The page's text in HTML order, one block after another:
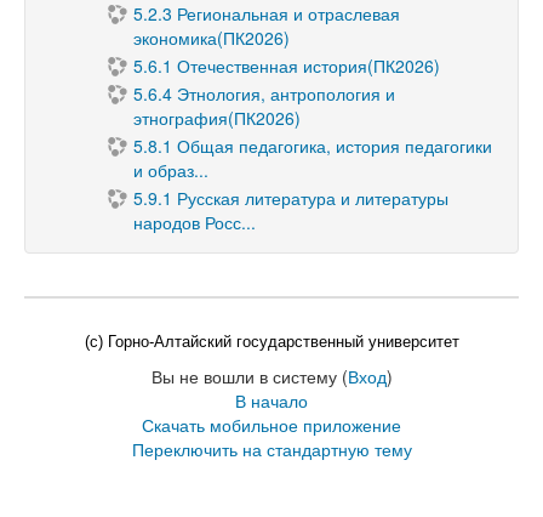
5.2.3 Региональная и отраслевая
экономика(ПК2026)
5.6.1 Отечественная история(ПК2026)
5.6.4 Этнология, антропология и
этнография(ПК2026)
5.8.1 Общая педагогика, история педагогики
и образ...
5.9.1 Русская литература и литературы
народов Росс...
(c) Горно-Алтайский государственный университет
Вы не вошли в систему (Вход)
В начало
Скачать мобильное приложение
Переключить на стандартную тему